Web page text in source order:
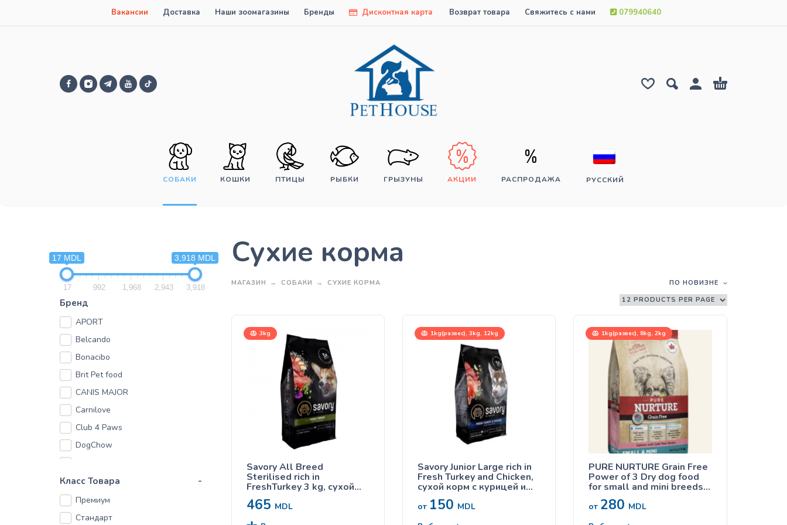
Вакансии Доставка Наши зоомагазины Бренды Дисконтная карта Возврат товара Свяжитесь с нами 079940640
СОБАКИ КОШКИ ПТИЦЫ РЫБКИ ГРЫЗУНЫ АКЦИИ РАСПРОДАЖА РУССКИЙ
17 MDL 3,918 MDL
17 992 1,968 2,943 3,918
Бренд
APORT
Belcando
Bonacibo
Brit Pet food
CANIS MAJOR
Carnilove
Club 4 Paws
DogChow
Fitmin
Friskies
Gosbi
Класс Товара -
Премиум
Стандарт
Сухие корма
МАГАЗИН СОБАКИ СУХИЕ КОРМА ПО НОВИЗНЕ
3kg
Savory All Breed
Sterilised rich in
FreshTurkey 3 kg, сухой
корм с индейкой, для
кастрированных и
465 MDL
1kg(развес), 3kg, 12kg
Savory Junior Large rich in
Fresh Turkey and Chicken,
сухой корм с курицей и
индейкой для щенков
крупных пород
от 150 MDL
1kg(развес), 8kg, 2kg
PURE NURTURE Grain Free
Power of 3 Dry dog food
for small and mini breeds
for all lifestages no grains
salmon with split peas,
от 280 MDL